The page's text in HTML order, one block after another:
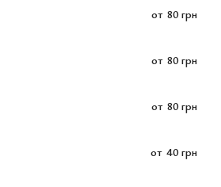
от 80 грн
от 80 грн
от 80 грн
от 40 грн